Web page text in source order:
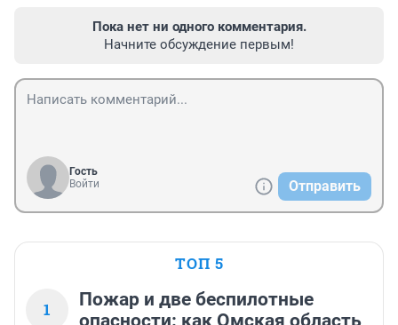
Пока нет ни одного комментария.
Начните обсуждение первым!
Гость
Войти
Отправить
ТОП 5
1
Пожар и две беспилотные
опасности: как Омская область